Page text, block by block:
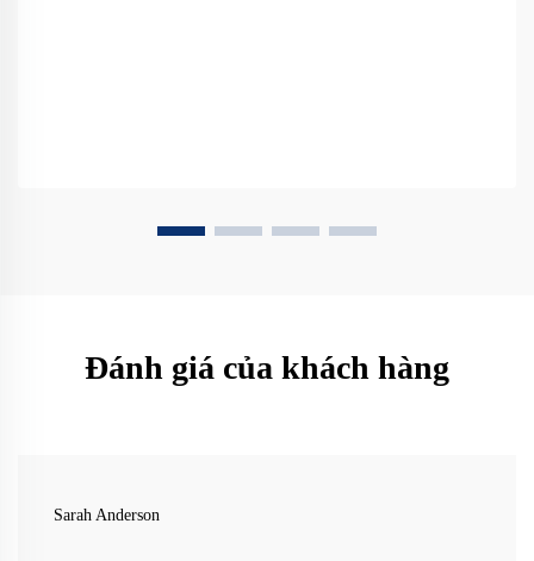
Đánh giá của khách hàng
Sarah Anderson